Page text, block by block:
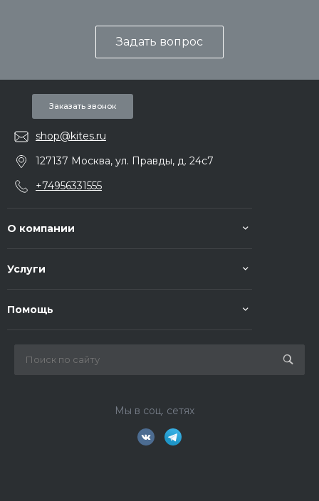
Задать вопрос
Заказать звонок
shop@kites.ru
127137 Москва, ул. Правды, д. 24с7
+74956331555
О компании
Услуги
Помощь
Мы в соц. сетях